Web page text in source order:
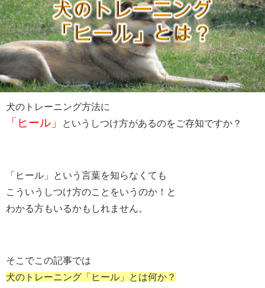
犬のトレーニング方法に
「ヒール」 というしつけ方があるのをご存知ですか？
「ヒール」という言葉を知らなくても
こういうしつけ方のことをいうのか！と
わかる方もいるかもしれません。
そこでこの記事では
犬のトレーニング「ヒール」とは何か？